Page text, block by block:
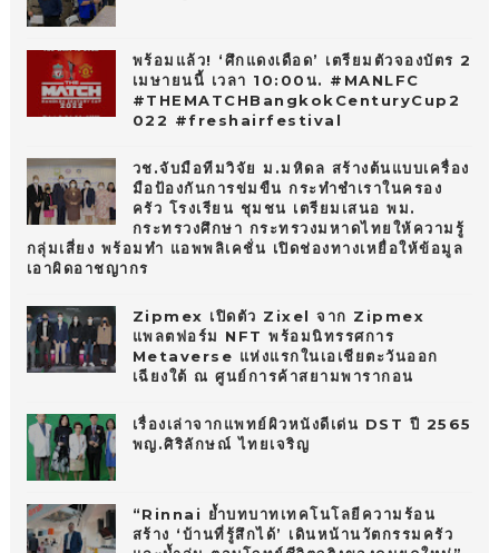
พร้อมแล้ว! ‘ศึกแดงเดือด’ เตรียมตัวจองบัตร 2
เมษายนนี้ เวลา 10:00น. #MANLFC
#THEMATCHBangkokCenturyCup2
022 #freshairfestival
วช.จับมือทีมวิจัย ม.มหิดล สร้างต้นแบบเครื่อง
มือป้องกันการข่มขืน กระทำชำเราในครอง
ครัว โรงเรียน ชุมชน เตรียมเสนอ พม.
กระทรวงศึกษา กระทรวงมหาดไทยให้ความรู้
กลุ่มเสี่ยง พร้อมทำ แอพพลิเคชั่น เปิดช่องทางเหยื่อให้ข้อมูล
เอาผิดอาชญากร
Zipmex เปิดตัว Zixel จาก Zipmex
แพลตฟอร์ม NFT พร้อมนิทรรศการ
Metaverse แห่งแรกในเอเชียตะวันออก
เฉียงใต้ ณ ศูนย์การค้าสยามพารากอน
เรื่องเล่าจากแพทย์ผิวหนังดีเด่น DST ปี 2565
พญ.ศิริลักษณ์ ไทยเจริญ
“Rinnai ย้ำบทบาทเทคโนโลยีความร้อน
สร้าง ‘บ้านที่รู้สึกได้’ เดินหน้านวัตกรรมครัว